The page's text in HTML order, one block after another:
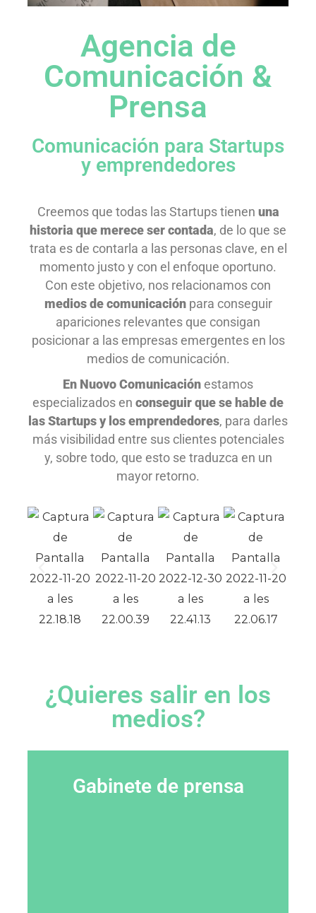
Agencia de
Comunicación &
Prensa
Comunicación para Startups
y emprendedores
Creemos que todas las Startups tienen una
historia que merece ser contada, de lo que se
trata es de contarla a las personas clave, en el
momento justo y con el enfoque oportuno.
Con este objetivo, nos relacionamos con
medios de comunicaciónpara conseguir
apariciones relevantes que consigan
posicionar a las empresas emergentes en los
medios de comunicación.
En Nuovo Comunicación estamos
especializados en conseguir que se hable de
las Startups y los emprendedores, para darles
más visibilidad entre sus clientes potenciales
y, sobre todo, que esto se traduzca en un
mayor retorno.
¿Quieres salir en los
medios?
Gabinete de prensa